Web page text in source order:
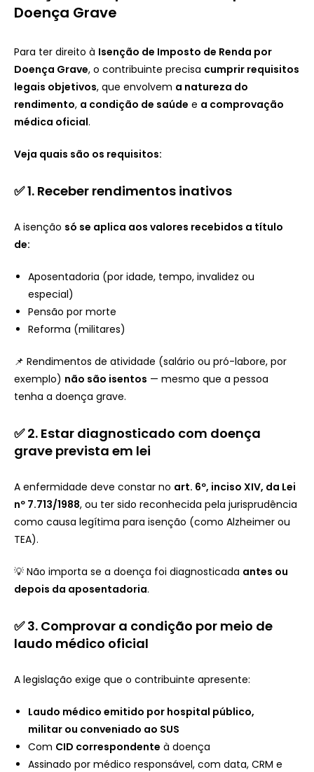
Doença Grave
Para ter direito à Isenção de Imposto de Renda por
Doença Grave, o contribuinte precisa cumprir requisitos
legais objetivos, que envolvem a natureza do
rendimento, a condição de saúde e a comprovação
médica oficial.
Veja quais são os requisitos:
✅ 1. Receber rendimentos inativos
A isenção só se aplica aos valores recebidos a título
de:
Aposentadoria (por idade, tempo, invalidez ou
especial)
Pensão por morte
Reforma (militares)
📌 Rendimentos de atividade (salário ou pró-labore, por
exemplo) não são isentos — mesmo que a pessoa
tenha a doença grave.
✅ 2. Estar diagnosticado com doença
grave prevista em lei
A enfermidade deve constar no art. 6º, inciso XIV, da Lei
nº 7.713/1988, ou ter sido reconhecida pela jurisprudência
como causa legítima para isenção (como Alzheimer ou
TEA).
💡 Não importa se a doença foi diagnosticada antes ou
depois da aposentadoria.
✅ 3. Comprovar a condição por meio de
laudo médico oficial
A legislação exige que o contribuinte apresente:
Laudo médico emitido por hospital público,
militar ou conveniado ao SUS
Com CID correspondente à doença
Assinado por médico responsável, com data, CRM e